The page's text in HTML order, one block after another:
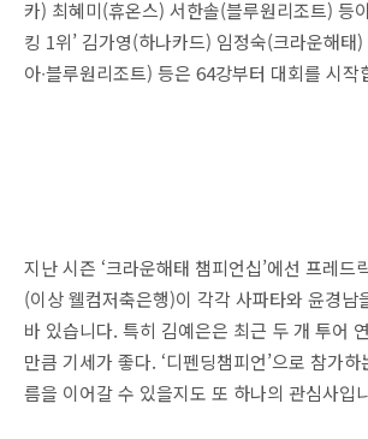
카) 최혜미(휴온스) 서한솔(블루원리조트) 등
킹 1위’ 김가영(하나카드) 임정숙(크라운해태
아∙블루원리조트) 등은 64강부터 대회를 시작
지난 시즌 ‘크라운해태 챔피언십’에선 프레드
(이상 웰컴저축은행)이 각각 사파타와 윤경남
바 있습니다. 특히 김예은은 최근 두 개 투어
만큼 기세가 좋다. ‘디펜딩챔피언’으로 참가
름을 이어갈 수 있을지도 또 하나의 관심사입